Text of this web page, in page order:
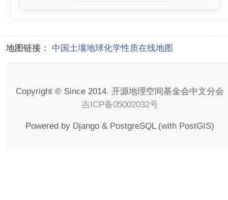
地图链接： 中国土壤地球化学性质在线地图
Copyright © Since 2014. 开源地理空间基金会中文分会
吉ICP备05002032号
Powered by Django & PostgreSQL (with PostGIS)